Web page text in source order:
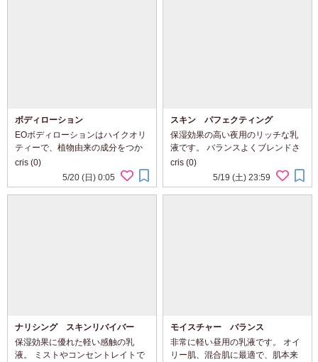
ボディローション
EOボディローションはハイクオリ
ティーで、植物由来の成分をつか
っています。ユニークなブレンド
で、様々な香りを楽しめるのも、
特筆すべき点です。肌にすばやく
cris (0)
5/20 (日) 0:05
スキン パフェクティング
保湿効果の高い夜用のリッチな乳
液です。 バランスよくブレンドさ
れた植物エキスがすばやく浸透し
ます。オイリー肌以外の全ての肌
にお勧めです。
cris (0)
5/19 (土) 23:59
ナリシング スキンリバイバー
保湿効果に優れた軽い感触の乳
液。 ミストやコンセントレイトで
モイスチャー バランス
非常に軽い昼用の乳液です。 オイ
リー肌、混合肌に最適で、肌本来